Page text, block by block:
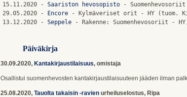
15.11.2020 - Saariston hevosopisto -
29.05.2020 - Encore - Kylmäveriset orit - HY (tuom.
13.12.2020 - Seppele
Päiväkirja
30.09.2020, Kantakirjaustilaisuus, omistaja
Osallistui suomenhevosten kantakirjaustilaisuuteen jääden ilman
25.08.2020, Tauolta takaisin -ravien urheiluselostus, Ripa